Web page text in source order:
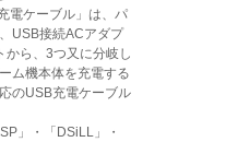
電ケーブル」は、パ
USB接続ACアダプ
から、3つ又に分岐し
ム機本体を充電する
のUSB充電ケーブル
」・「DSiLL」・